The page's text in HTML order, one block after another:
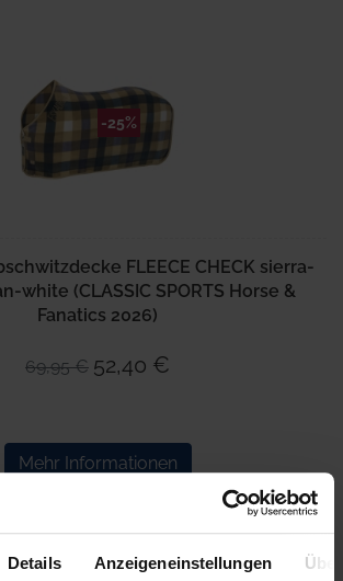
Details Anzeigeneinstellungen
-25%
FLEECE CHECK sierra-
white (CLASSIC SPORTS Horse &
Fanatics 2026)
69,95 € 52,40 €
Mehr Informationen